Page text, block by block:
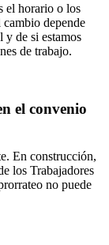
el horario o los
depende
y de si estamos
de trabajo.
el convenio
En construcción,
los Trabajadores
no puede